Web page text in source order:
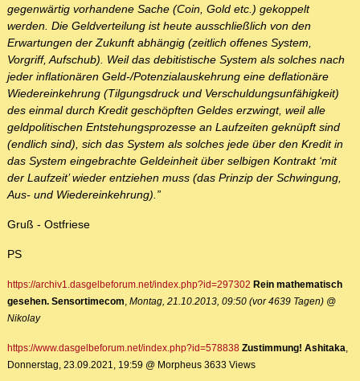
gegenwärtig vorhandene Sache (Coin, Gold etc.) gekoppelt
werden. Die Geldverteilung ist heute ausschließlich von den
Erwartungen der Zukunft abhängig (zeitlich offenes System,
Vorgriff, Aufschub). Weil das debitistische System als solches nach
jeder inflationären Geld-/Potenzialauskehrung eine deflationäre
Wiedereinkehrung (Tilgungsdruck und Verschuldungsunfähigkeit)
des einmal durch Kredit geschöpften Geldes erzwingt, weil alle
geldpolitischen Entstehungsprozesse an Laufzeiten geknüpft sind
(endlich sind), sich das System als solches jede über den Kredit in
das System eingebrachte Geldeinheit über selbigen Kontrakt ‘mit
der Laufzeit’ wieder entziehen muss (das Prinzip der Schwingung,
Aus- und Wiedereinkehrung).”
Gruß - Ostfriese
PS
https://archiv1.dasgelbeforum.net/index.php?id=297302 Rein mathematisch
gesehen. Sensortimecom Montag, 21.10.2013, 09:50 (vor 4639 Tagen) @
Nikolay
https://www.dasgelbeforum.net/index.php?id=578838 Zustimmung! Ashitaka
Donnerstag, 23.09.2021, 19:59 @ Morpheus 3633 Views